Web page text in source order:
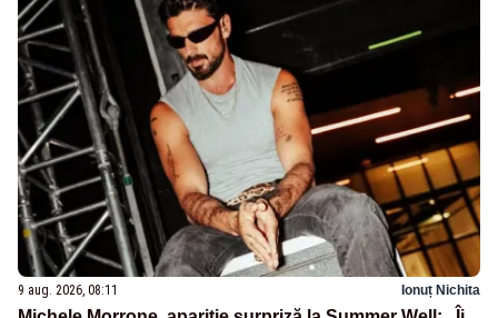
9 aug. 2026, 08:11 Ionuț Nichita